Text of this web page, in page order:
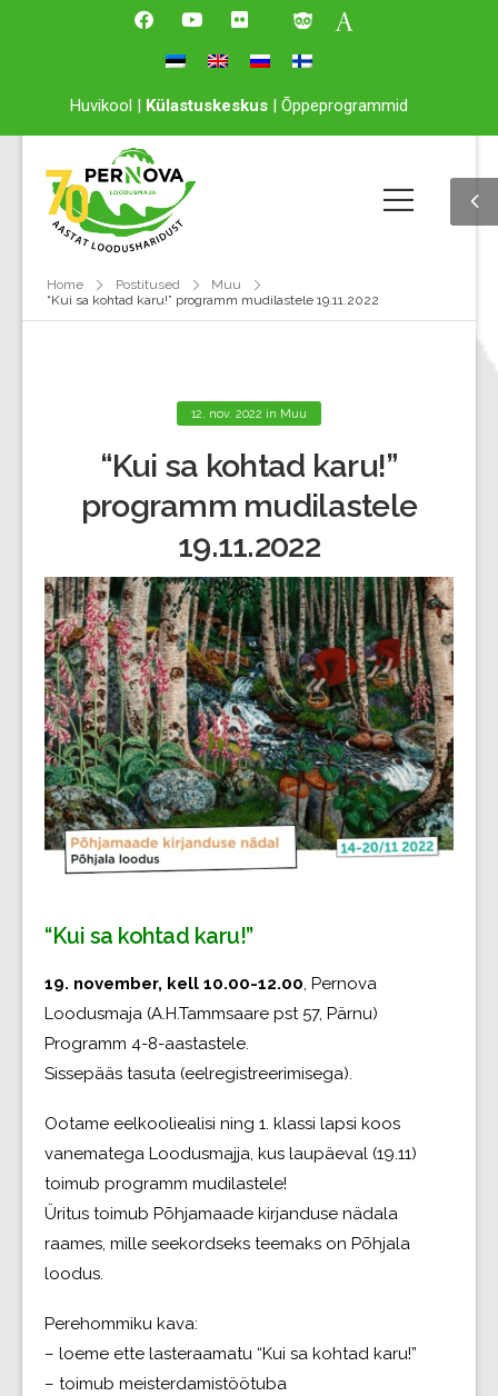
Huvikool | Külastuskeskus | Õppeprogrammid
Home Postitused
Muu
“Kui sa kohtad karu!” programm mudilastele 19.11.2022
12. nov. 2022 in Muu
“Kui sa kohtad karu!”
programm mudilastele
19.11.2022
“Kui sa kohtad karu!”
19. november, kell 10.00-12.00, Pernova
Loodusmaja (A.H.Tammsaare pst 57, Pärnu)
Programm 4-8-aastastele.
Sissepääs tasuta (eelregistreerimisega).
Ootame eelkooliealisi ning 1. klassi lapsi koos
vanematega Loodusmajja, kus laupäeval (19.11)
toimub programm mudilastele!
Üritus toimub Põhjamaade kirjanduse nädala
raames, mille seekordseks teemaks on Põhjala
loodus.
Perehommiku kava:
– loeme ette lasteraamatu “Kui sa kohtad karu!”
– toimub meisterdamistöötuba